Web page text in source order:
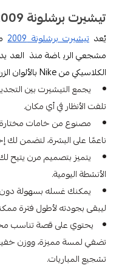
تيشيرت برشلونة 2009
يُعدتيشيرت برشلونة 2009
مشجعي الرياضة منذ
الكلاسيكي من Nike بالألوان الزرقاء والحمراء.
يجمع التيشيرت بين
تلفت الأنظار في أي مكان.
مصنوع من خامات مختارة
ناعمًا على البشرة، لتضمن لك
يتميز بتصميم مرن يتيح
الأنشطة اليومية.
يمكنك غسله بسهولة دون
ليبقى بجودته لأطول فترة
يحتوي على قصة تناسب
تضفي لمسة مميزة، ووزن خفيف
تشجيع المباريات.